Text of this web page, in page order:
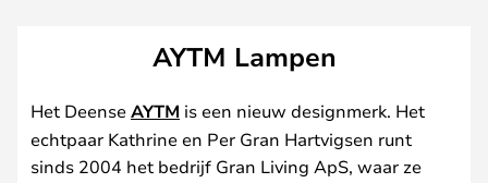
AYTM Lampen
Het DeenseAYTM is een nieuw designmerk. Het
echtpaar Kathrine en Per Gran Hartvigsen runt
sinds 2004 het bedrijf Gran Living ApS, waar ze